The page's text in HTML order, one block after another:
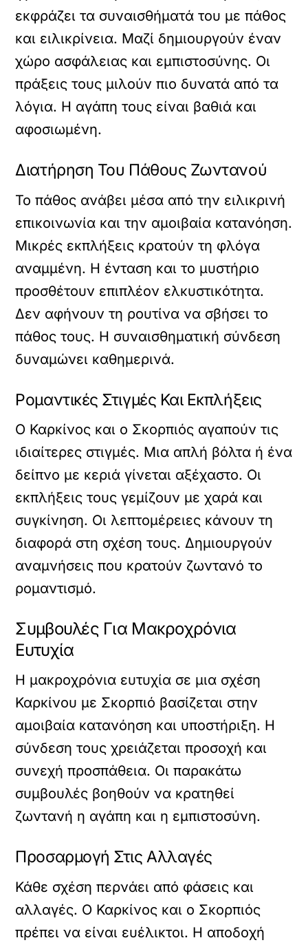
εκφράζει τα συναισθήματά του με πάθος
και ειλικρίνεια. Μαζί δημιουργούν έναν
χώρο ασφάλειας και εμπιστοσύνης. Οι
πράξεις τους μιλούν πιο δυνατά από τα
λόγια. Η αγάπη τους είναι βαθιά και
αφοσιωμένη.
Διατήρηση Του Πάθους Ζωντανού
Το πάθος ανάβει μέσα από την ειλικρινή
επικοινωνία και την αμοιβαία κατανόηση.
Μικρές εκπλήξεις κρατούν τη φλόγα
αναμμένη. Η ένταση και το μυστήριο
προσθέτουν επιπλέον ελκυστικότητα.
Δεν αφήνουν τη ρουτίνα να σβήσει το
πάθος τους. Η συναισθηματική σύνδεση
δυναμώνει καθημερινά.
Ρομαντικές Στιγμές Και Εκπλήξεις
Ο Καρκίνος και ο Σκορπιός αγαπούν τις
ιδιαίτερες στιγμές. Μια απλή βόλτα ή ένα
δείπνο με κεριά γίνεται αξέχαστο. Οι
εκπλήξεις τους γεμίζουν με χαρά και
συγκίνηση. Οι λεπτομέρειες κάνουν τη
διαφορά στη σχέση τους. Δημιουργούν
αναμνήσεις που κρατούν ζωντανό το
ρομαντισμό.
Συμβουλές Για Μακροχρόνια
Ευτυχία
Η μακροχρόνια ευτυχία σε μια σχέση
Καρκίνου με Σκορπιό βασίζεται στην
αμοιβαία κατανόηση και υποστήριξη. Η
σύνδεση τους χρειάζεται προσοχή και
συνεχή προσπάθεια. Οι παρακάτω
συμβουλές βοηθούν να κρατηθεί
ζωντανή η αγάπη και η εμπιστοσύνη.
Προσαρμογή Στις Αλλαγές
Κάθε σχέση περνάει από φάσεις και
αλλαγές. Ο Καρκίνος και ο Σκορπιός
πρέπει να είναι ευέλικτοι. Η αποδοχή